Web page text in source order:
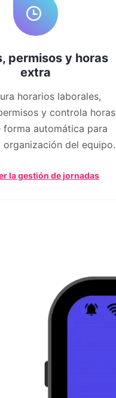
permisos y horas
extra
horarios laborales,
y controla horas
forma automática para
organización del equipo.
la gestión de jornadas